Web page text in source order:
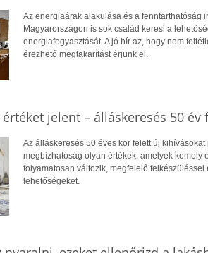
Az energiaárak alakulása és a fenntarthatóság
Magyarországon is sok család keresi a
energiafogyasztását. A jó hír az, hogy nem
érezhető megtakarítást érjünk el.
jelent – álláskeresés 50 év
Az álláskeresés 50 éves kor felett új
megbízhatóság olyan értékek, amelyek komoly
folyamatosan változik, megfelelő
lehetőségeket.